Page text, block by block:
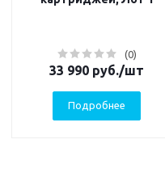
(0)
33 990 руб./шт
Подробнее